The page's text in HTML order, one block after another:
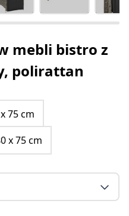
mebli bistro z
polirattan
75 cm
x 75 cm